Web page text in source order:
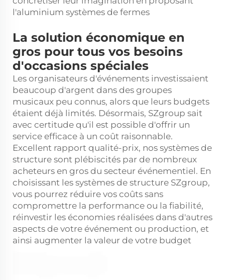
l'aluminium systèmes de fermes
La solution économique en
gros pour tous vos besoins
d'occasions spéciales
Les organisateurs d'événements investissaient
beaucoup d'argent dans des groupes
musicaux peu connus, alors que leurs budgets
étaient déjà limités. Désormais, SZgroup sait
avec certitude qu'il est possible d'offrir un
service efficace à un coût raisonnable.
Excellent rapport qualité-prix, nos systèmes de
structure sont plébiscités par de nombreux
acheteurs en gros du secteur événementiel. En
choisissant les systèmes de structure SZgroup,
vous pourrez réduire vos coûts sans
compromettre la performance ou la fiabilité,
réinvestir les économies réalisées dans d'autres
aspects de votre événement ou production, et
ainsi augmenter la valeur de votre budget